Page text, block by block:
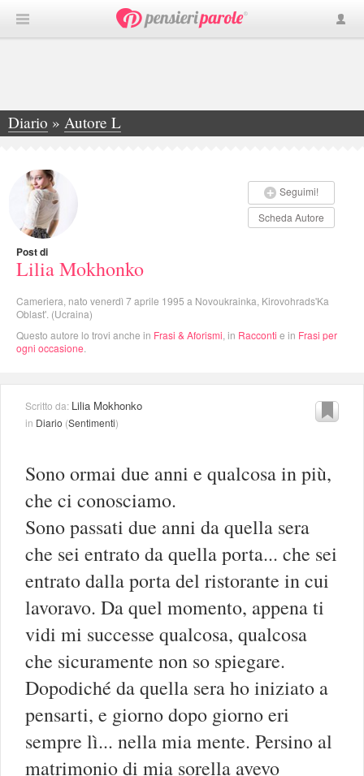
Diario » Autore L
»Lilia Mokhonko
Seguimi!
Scheda Autore
Post di
Lilia Mokhonko
Cameriera, nato venerdì 7 aprile 1995 a Novoukrainka, Kirovohrads'Ka
Oblast'. (Ucraina)
Questo autore lo trovi anche in Frasi & Aforismi , in Racconti e in Frasi per
ogni occasione
Scritto da: Lilia Mokhonko
in Diario (Sentimenti)
Sono ormai due anni e qualcosa in più,
che ci conosciamo.
Sono passati due anni da quella sera
che sei entrato da quella porta... che sei
entrato dalla porta del ristorante in cui
lavoravo. Da quel momento, appena ti
vidi mi successe qualcosa, qualcosa
che sicuramente non so spiegare.
Dopodiché da quella sera ho iniziato a
pensarti, e giorno dopo giorno eri
sempre lì... nella mia mente. Persino al
matrimonio di mia sorella avevo